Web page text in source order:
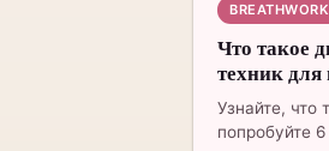
BREATHWORK
Что такое
техник для
Узнайте, что
попробуйте